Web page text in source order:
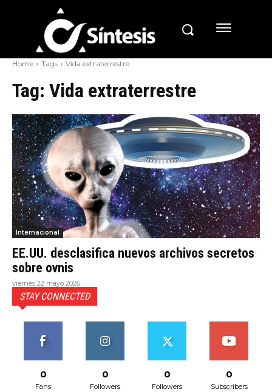
Home Tags Vida extraterrestre
Tag: Vida extraterrestre
Internacional
EE.UU. desclasifica nuevos archivos secretos
sobre ovnis
viernes 22 mayo 2026
STAY CONNECTED
0
Fans
0
Followers
0
Followers
0
Subscribers